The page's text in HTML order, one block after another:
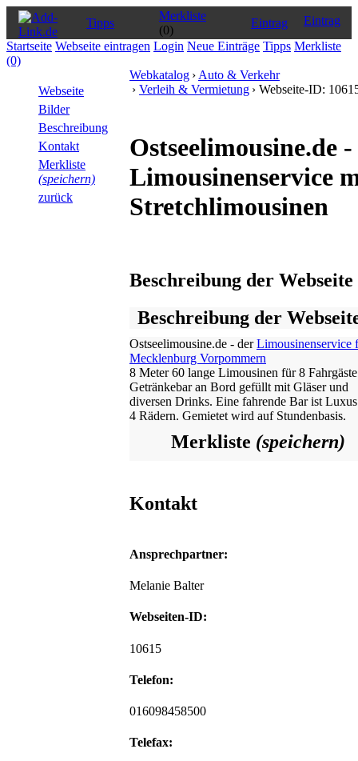
Tipps
Merkliste
(0)
Eintrag
Eintrag
Startseite Webseite eintragen Login Neue Einträge Tipps Merkliste
(0)
Webseite
Bilder
Beschreibung
Kontakt
Merkliste
(speichern)
zurück
Webkatalog › Auto & Verkehr
› Verleih & Vermietung › Webseite-ID:
Ostseelimousine.de -
Limousinenservice
Stretchlimousinen
Beschreibung der Webseite
Beschreibung der
Ostseelimousine.de - derLimousinenservice
Mecklenburg Vorpommern
8 Meter 60 lange Limousinen für 8
Getränkebar an Bord gefüllt mit Gläser und
diversen Drinks. Eine fahrende Bar ist
4 Rädern. Gemietet wird auf Stundenbasis.
Merkliste (speichern)
Kontakt
Ansprechpartner:
Melanie Balter
Webseiten-ID:
10615
Telefon:
016098458500
Telefax: